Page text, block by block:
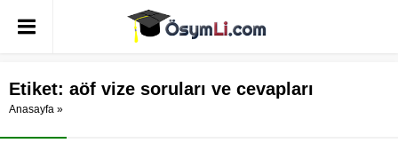
Etiket: aöf vize soruları ve cevapları
Anasayfa »